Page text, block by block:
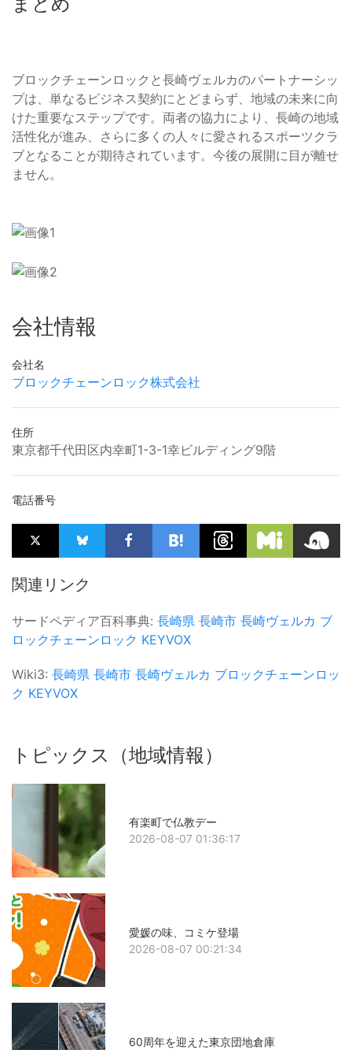
ブロックチェーンロックと長崎ヴェルカのパートナーシッ
プは、単なるビジネス契約にとどまらず、地域の未来に向
けた重要なステップです。両者の協力により、長崎の地域
活性化が進み、さらに多くの人々に愛されるスポーツクラ
ブとなることが期待されています。今後の展開に目が離せ
ません。
会社情報
会社名
ブロックチェーンロック株式会社
住所
東京都千代田区内幸町1-3-1幸ビルディング9階
電話番号
関連リンク
サードペディア百科事典: 長崎県 長崎市 長崎ヴェルカ ブ
ロックチェーンロック KEYVOX
Wiki3: 長崎県 長崎市 長崎ヴェルカ ブロックチェーンロッ
ク KEYVOX
トピックス（地域情報）
有楽町で仏教デー
2026-08-07 01:36:17
愛媛の味、コミケ登場
2026-08-07 00:21:34
60周年を迎えた東京団地倉庫